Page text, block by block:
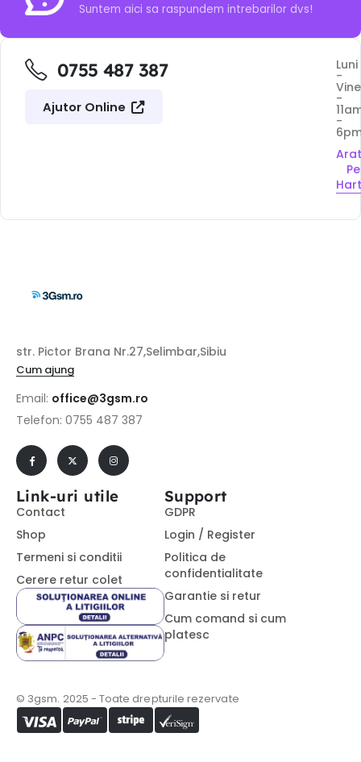
Suntem aici sa raspundem intrebarilor dvs!
0755 487 387
Ajutor Online
Luni
-
-
-
Pe
str. Pictor Brana Nr.27,Selimbar,Sibiu
Cum ajung
Email: office@3gsm.ro
Telefon: 0755 487 387
Link-uri utile
Contact
Shop
Termeni si conditii
Cerere retur colet
Support
GDPR
Login / Register
Politica de
confidentialitate
Garantie si retur
Cum comand si cum
platesc
© 3gsm. 2025 - Toate drepturile rezervate